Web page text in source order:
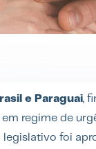
e Paraguai,
em regime de
legislativo foi